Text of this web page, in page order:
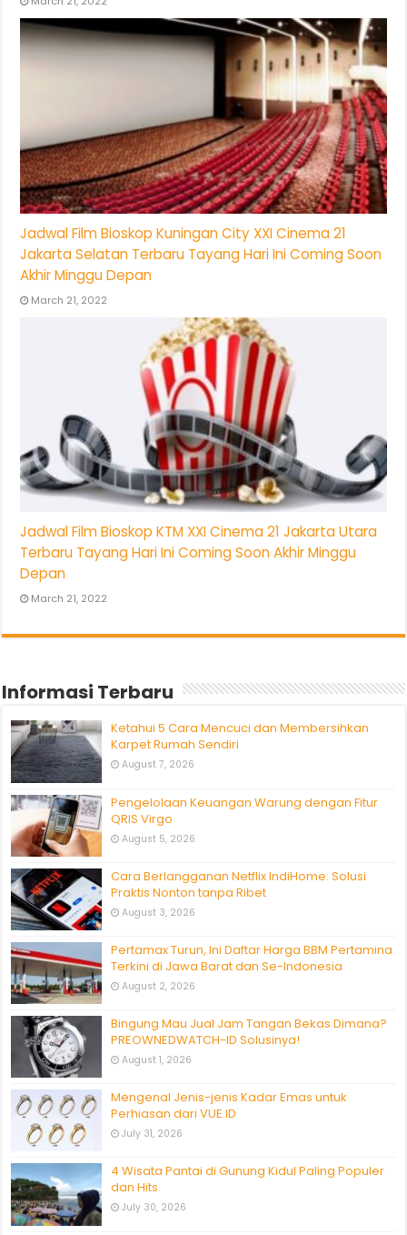
Jadwal Film Bioskop Kuningan City XXI Cinema 21
Jakarta Selatan Terbaru Tayang Hari Ini Coming Soon
Akhir Minggu Depan
March 21, 2022
Jadwal Film Bioskop KTM XXI Cinema 21 Jakarta Utara
Terbaru Tayang Hari Ini Coming Soon Akhir Minggu
Depan
March 21, 2022
Informasi Terbaru
Ketahui 5 Cara Mencuci dan Membersihkan
Karpet Rumah Sendiri
August 7, 2026
Pengelolaan Keuangan Warung dengan Fitur
QRIS Virgo
August 5, 2026
Cara Berlangganan Netflix IndiHome: Solusi
Praktis Nonton tanpa Ribet
August 3, 2026
Pertamax Turun, Ini Daftar Harga BBM Pertamina
Terkini di Jawa Barat dan Se-Indonesia
August 2, 2026
Bingung Mau Jual Jam Tangan Bekas Dimana?
PREOWNEDWATCH-ID Solusinya!
August 1, 2026
Mengenal Jenis-jenis Kadar Emas untuk
Perhiasan dari VUE.ID
July 31, 2026
4 Wisata Pantai di Gunung Kidul Paling Populer
dan Hits
July 30, 2026